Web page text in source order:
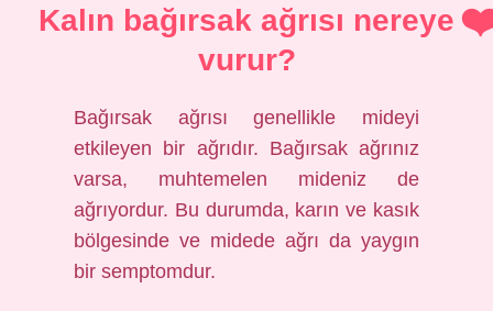
Kalın bağırsak ağrısı nereye
vurur?
Bağırsak ağrısı genellikle mideyi
etkileyen bir ağrıdır. Bağırsak ağrınız
varsa, muhtemelen mideniz de
ağrıyordur. Bu durumda, karın ve kasık
bölgesinde ve midede ağrı da yaygın
bir semptomdur.